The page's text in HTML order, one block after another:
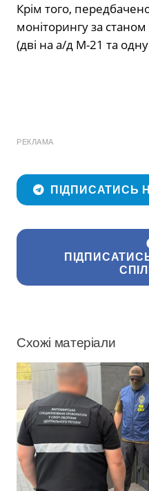
Крім того,
моніторингу за
(дві на а/д М-21 та
РЕКЛАМА
ПІДПИСАТИСЬ
Схожі матеріали